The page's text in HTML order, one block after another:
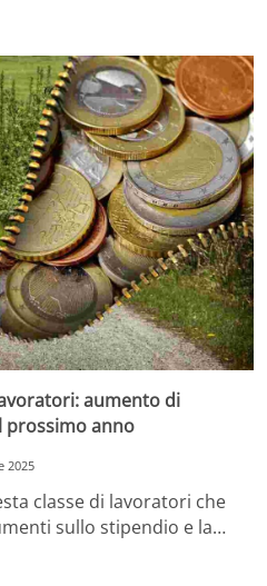
aumento di
prossimo anno
2025
classe di lavoratori che
sullo stipendio e la…